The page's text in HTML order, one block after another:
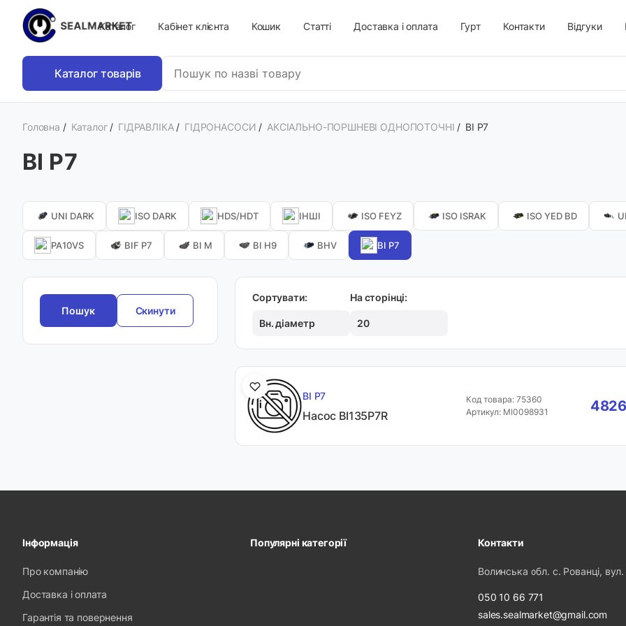
Каталог Кабінет клієнта Кошик Статті Доставка і оплата Гурт Контакти Відгуки
Каталог товарів
Головна / Каталог / ГІДРАВЛІКА / ГІДРОНАСОСИ / АКСІАЛЬНО-ПОРШНЕВІ ОДНОПОТОЧНІ / BI Р7
BI Р7
UNI DARK ISO DARK HDS/HDT ІНШІ ISO FEYZ ISO ISRAK ISO YED BD
PA10VS BIF P7 BI M BI H9 BHV BI Р7
Скинути
Сортувати:
Вн. діаметр
На сторінці:
20
BI Р7
Насос BI135P7R
Код товара: 75360
Артикул: MI0098931
Інформація
Про компанію
Доставка і оплата
Гарантія та повернення
Популярні категорії Контакти
Волинська обл. с. Рованці,
050 10 66 771
sales.sealmarket@gmail.com